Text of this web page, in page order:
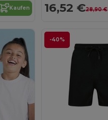
Kaufen 16,52 €28,90 €
-40%